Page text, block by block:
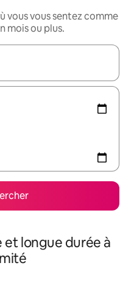
vous vous sentez comme
mois ou plus.
utilisez les flèches vers le
longue durée à